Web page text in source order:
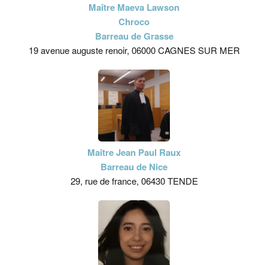
Maître Maeva Lawson
Chroco
Barreau de Grasse
19 avenue auguste renoir, 06000 CAGNES SUR MER
Maître Jean Paul Raux
Barreau de Nice
29, rue de france, 06430 TENDE